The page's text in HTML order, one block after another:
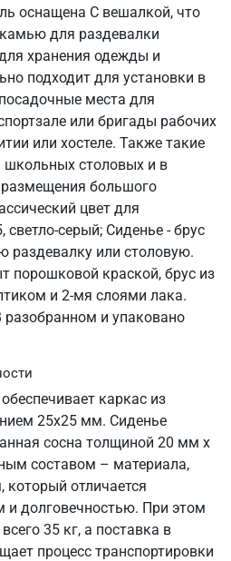
оснащена С вешалкой, что
для раздевалки
хранения одежды и
подходит для установки в
места для
или бригады рабочих
или хостеле. Также такие
столовых и в
большого
цвет для
светло-серый; Сиденье - брус
раздевалку или столовую.
порошковой краской, брус из
и 2-мя слоями лака.
разобранном и упаковано
каркас из
25х25 мм. Сиденье
сосна толщиной 20 мм х
составом – материала,
который отличается
и долговечностью. При этом
35 кг, а поставка в
процесс транспортировки